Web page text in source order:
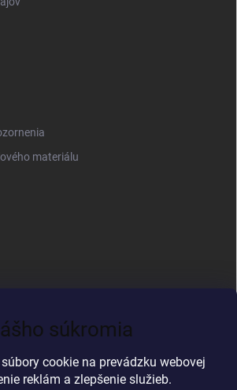
súkromia
cookie na prevádzku webovej
reklám a zlepšenie služieb.
materiálu